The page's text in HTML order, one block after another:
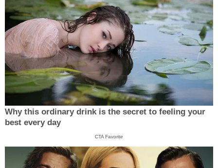
Why this ordinary drink is the secret to feeling your
best every day
CTA Favorite